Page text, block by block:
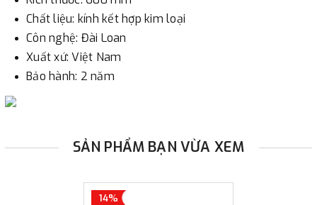
- Nếu địa điểm giao hàng khác với địa điểm thanh toán
hoặc với những đơn đặt hàng ngoài nội thành Hà Nội.
Chúng tôi sẽ thu tiền trước 100% giá trị hàng + phí vận
chuyển theo cước phí tính trong chính sách vận chuyển
- Sau khi có thông tin xác thực đã chuyển tiền của quý
khách, chúng tôi sẽ thực hiện đơn hàng theo yêu cầu.
Chất liệu: kính kết hợp kim loại
Côn nghệ: Đài Loan
Xuất xứ: Việt Nam
Bảo hành: 2 năm
SẢN PHẨM BẠN VỪA XEM
14%